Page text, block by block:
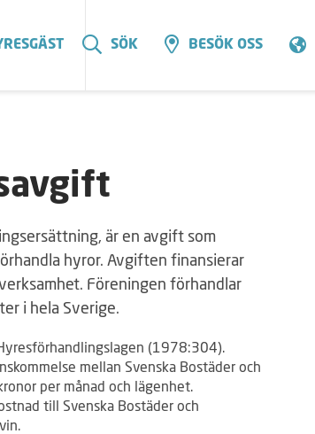
SÖK BESÖK OSS
är en avgift som
hyror. Avgiften finansierar
Föreningen förhandlar
i hela Sverige.
(1978:304).
mellan Svenska Bostäder och
per månad och lägenhet.
till Svenska Bostäder och